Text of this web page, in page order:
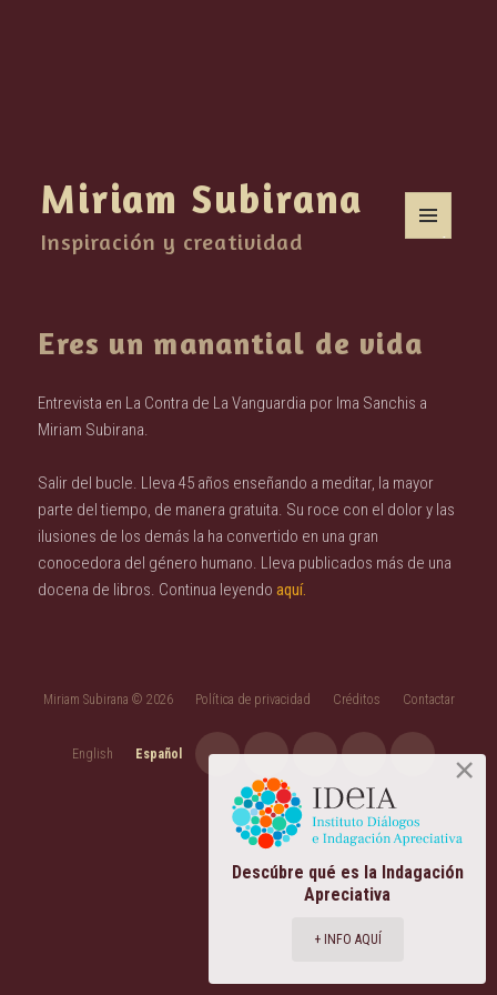
Miriam Subirana
Inspiración y creatividad
Eres un manantial de vida
Entrevista en La Contra de La Vanguardia por Ima Sanchis a
Miriam Subirana.
Salir del bucle. Lleva 45 años enseñando a meditar, la mayor
parte del tiempo, de manera gratuita. Su roce con el dolor y las
ilusiones de los demás la ha convertido en una gran
conocedora del género humano. Lleva publicados más de una
docena de libros. Continua leyendoaquí.
Miriam Subirana © 2026 Política de privacidad Créditos Contactar
English Español
Descúbre qué es la Indagación
Apreciativa
+ INFO AQUÍ